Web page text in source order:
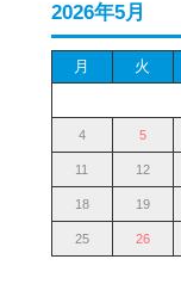
2026年5月
月 火
4 5
11 12
18 19
25 26